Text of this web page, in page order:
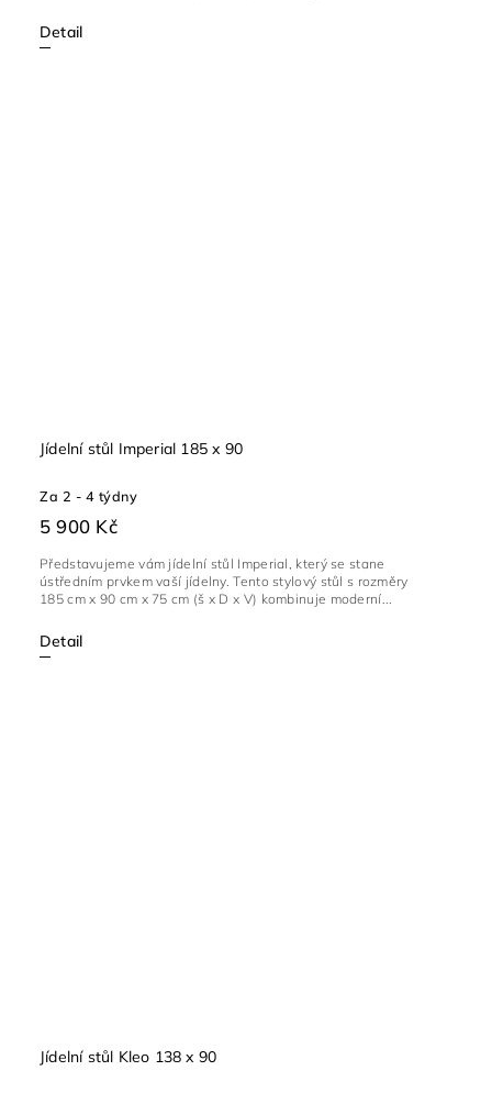
Detail
Jídelní stůl Imperial 185 x 90
Za 2 - 4 týdny
5 900 Kč
Detail
Představujeme vám jídelní stůl Imperial, který se stane
ústředním prvkem vaší jídelny. Tento stylový stůl s rozměry
185 cm x 90 cm x 75 cm (š x D x V) kombinuje moderní...
Jídelní stůl Kleo 138 x 90